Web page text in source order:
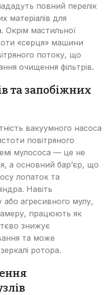
повний перелік
матеріалів для
Окрім мастильної
«серця» машини
потоку, що
очищення фільтрів.
та запобіжних
вакуумного насоса
повітряного
мулососа — це не
а основний бар’єр, що
лопаток та
Навіть
або агресивного мулу,
працюють як
знижує
та може
ротора.